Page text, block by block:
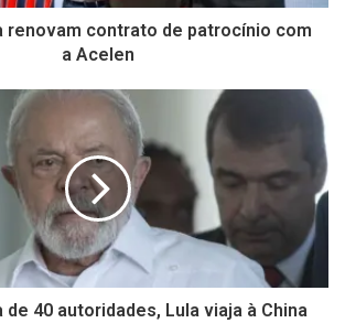
renovam contrato de patrocínio com
a Acelen
40 autoridades, Lula viaja à China